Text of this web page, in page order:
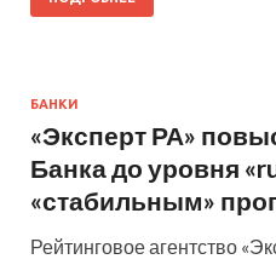
БАНКИ
«Эксперт РА»
Банка до уровня
«стабильным»
Рейтинговое агентство